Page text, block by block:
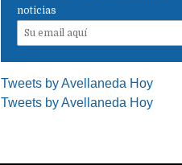
noticias
Tweets by Avellaneda Hoy
Tweets by Avellaneda Hoy